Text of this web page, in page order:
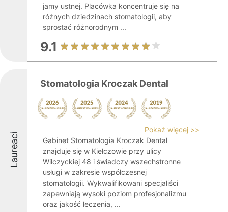
jamy ustnej. Placówka koncentruje się na
różnych dziedzinach stomatologii, aby
sprostać różnorodnym ...
9.1
Laureaci
Stomatologia Kroczak Dental
Pokaż więcej >>
Gabinet Stomatologia Kroczak Dental
znajduje się w Kiełczowie przy ulicy
Wilczyckiej 48 i świadczy wszechstronne
usługi w zakresie współczesnej
stomatologii. Wykwalifikowani specjaliści
zapewniają wysoki poziom profesjonalizmu
oraz jakość leczenia, ...